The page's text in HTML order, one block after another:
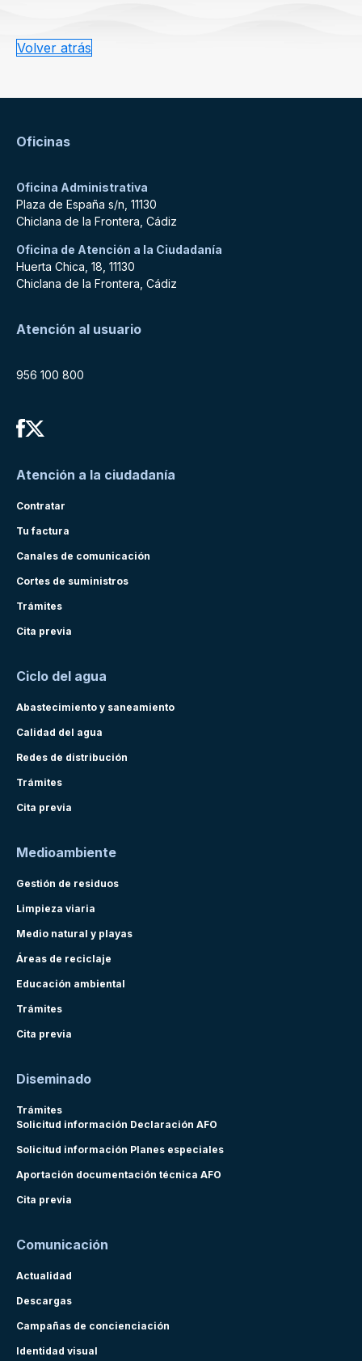
Volver atrás
Oficinas
Oficina Administrativa
Plaza de España s/n, 11130
Chiclana de la Frontera, Cádiz
Oficina de Atención a la Ciudadanía
Huerta Chica, 18, 11130
Chiclana de la Frontera, Cádiz
Atención al usuario
956 100 800
Atención a la ciudadanía
Contratar
Tu factura
Canales de comunicación
Cortes de suministros
Trámites
Cita previa
Ciclo del agua
Abastecimiento y saneamiento
Calidad del agua
Redes de distribución
Trámites
Cita previa
Medioambiente
Gestión de residuos
Limpieza viaria
Medio natural y playas
Áreas de reciclaje
Educación ambiental
Trámites
Cita previa
Diseminado
Trámites
Solicitud información Declaración AFO
Solicitud información Planes especiales
Aportación documentación técnica AFO
Cita previa
Comunicación
Actualidad
Descargas
Campañas de concienciación
Identidad visual